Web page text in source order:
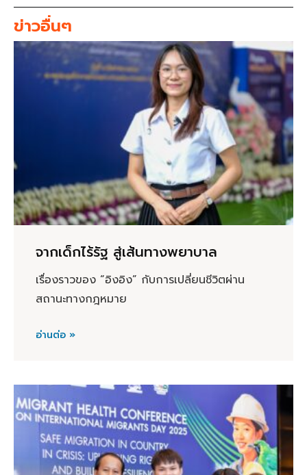
ข่าวอื่นๆ
จากเด็กไร้รัฐ สู่เส้นทางพยาบาล
เรื่องราวของ “อิงอิง” กับการเปลี่ยนชีวิตผ่าน
สถานะทางกฎหมาย
อ่านต่อ »